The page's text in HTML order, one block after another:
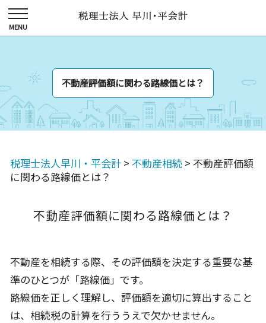
不動産評価額に関わる路線価とは？
税理士法人早川・平会計 > 不動産相続 > 不動産評価額
に関わる路線価とは？
不動産評価額に関わる路線価とは？
不動産を相続する際、その評価額を決定する重要な基
準のひとつが「路線価」です。
路線価を正しく理解し、評価額を適切に算出すること
は、相続税の計算を行ううえで欠かせません。